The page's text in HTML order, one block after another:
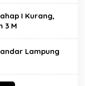
I Kurang,
3 M
Lampung